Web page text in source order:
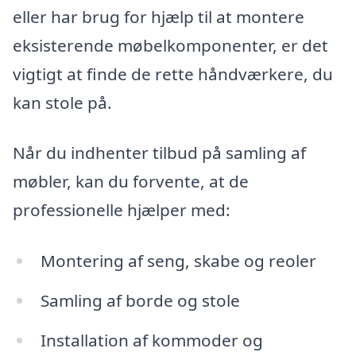
eller har brug for hjælp til at montere
eksisterende møbelkomponenter, er det
vigtigt at finde de rette håndværkere, du
kan stole på.
Når du indhenter tilbud på samling af
møbler, kan du forvente, at de
professionelle hjælper med:
Montering af seng, skabe og reoler
Samling af borde og stole
Installation af kommoder og